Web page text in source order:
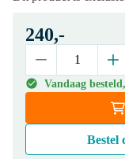
240,-
Vandaag
Bestel